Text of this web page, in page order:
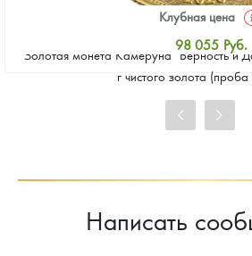
Золотая монета Камеруна "Верность и
г чистого золота
Клубная цена
98 055 Руб.
Стандартная цена
Цена выкупа
Написать